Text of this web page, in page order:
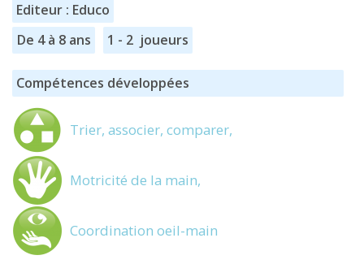
Editeur : Educo
De 4 à 8 ans
1 - 2 joueurs
Compétences développées
Trier, associer, comparer,
Motricité de la main,
Coordination oeil-main